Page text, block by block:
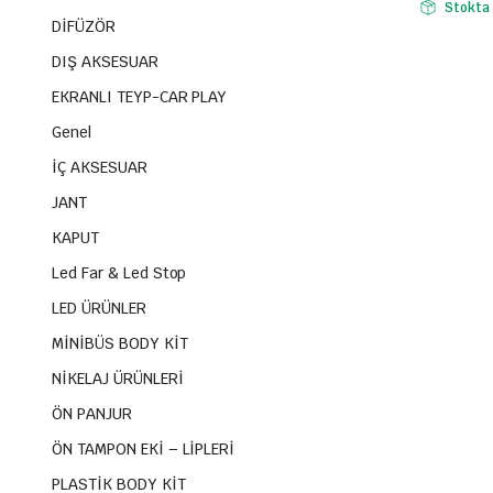
Stokta
DİFÜZÖR
DIŞ AKSESUAR
EKRANLI TEYP-CAR PLAY
Genel
İÇ AKSESUAR
JANT
KAPUT
Led Far & Led Stop
LED ÜRÜNLER
MİNİBÜS BODY KİT
NİKELAJ ÜRÜNLERİ
ÖN PANJUR
ÖN TAMPON EKİ – LİPLERİ
PLASTİK BODY KİT